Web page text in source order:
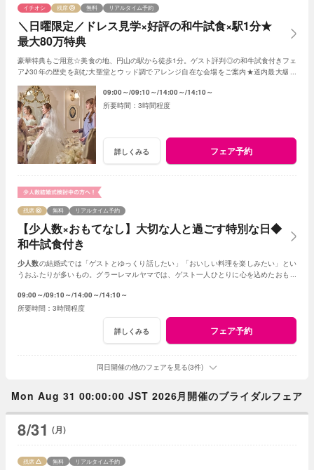
＼日曜限定／ドレス見学×好評の和牛試食×駅1分★
最大80万特典
イチオシ 残席 無料 リアルタイム予約
豪華特典もご用意☆美食の地、円山の駅から徒歩1分。ゲスト評判◎の和牛試食付きフェ
ア♪30年の歴史を刻む大聖堂とウッド調でアレンジ自在な会場をご案内★道内最大級の
09:00～ 09:10～ 14:00～ 14:10～
3時間程度
詳しくみる フェア予約
【少人数×おもてなし】大切な人と過ごす特別な日◆
和牛試食付き
残席 無料 リアルタイム予約
少人数の結婚式では「ゲストとゆっくり話したい」「おいしい料理を楽しみたい」とい
うおふたりが多いもの。グラーレマルヤマでは、ゲスト一人ひとりに心を込めたおもて
09:00～ 09:10～ 14:00～ 14:10～
3時間程度
詳しくみる フェア予約
同日開催の他のフェアを見る(3件)
Mon Aug 31 00:00:00 JST 2026月開催のブライダルフェア
8/31 (月)
残席 無料 リアルタイム予約